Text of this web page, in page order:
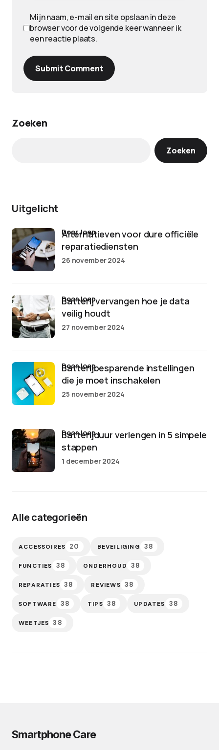
Mijn naam, e-mail en site opslaan in deze
browser voor de volgende keer wanneer ik
een reactie plaats.
Submit Comment
Zoeken
Zoeken
Uitgelicht
Alternatieven voor dure officiële
reparatiediensten
door Joep
26 november 2024
Batterij vervangen hoe je data
veilig houdt
door Joep
27 november 2024
Batterijbesparende instellingen
die je moet inschakelen
door Joep
25 november 2024
Batterijduur verlengen in 5 simpele
stappen
door Joep
1 december 2024
Alle categorieën
ACCESSOIRES 20 BEVEILIGING 38
FUNCTIES 38 ONDERHOUD 38
REPARATIES 38 REVIEWS 38
SOFTWARE 38 TIPS 38 UPDATES 38
WEETJES 38
Smartphone Care